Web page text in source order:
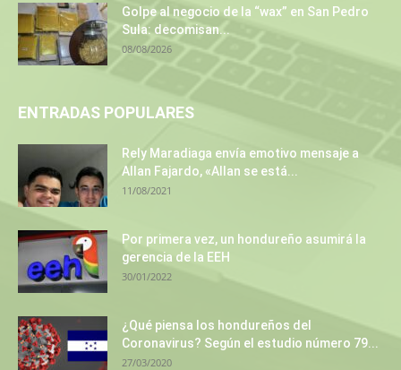
Golpe al negocio de la “wax” en San Pedro
Sula: decomisan...
08/08/2026
ENTRADAS POPULARES
Rely Maradiaga envía emotivo mensaje a
Allan Fajardo, «Allan se está...
11/08/2021
Por primera vez, un hondureño asumirá la
gerencia de la EEH
30/01/2022
¿Qué piensa los hondureños del
Coronavirus? Según el estudio número 79...
27/03/2020